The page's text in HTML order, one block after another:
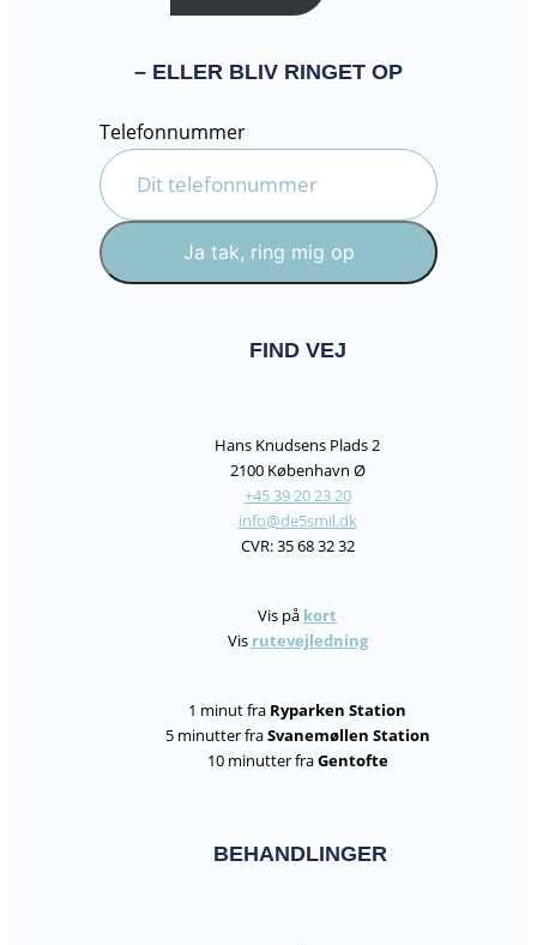
– ELLER BLIV RINGET OP
Telefonnummer
Ja tak, ring mig op
FIND VEJ
Hans Knudsens Plads 2
2100 København Ø
+45 39 20 23 20
info@de5smil.dk
CVR: 35 68 32 32
Vis på kort
Vis rutevejledning
1 minut fra Ryparken Station
5 minutter fraSvanemøllen Station
10 minutter fraGentofte
BEHANDLINGER